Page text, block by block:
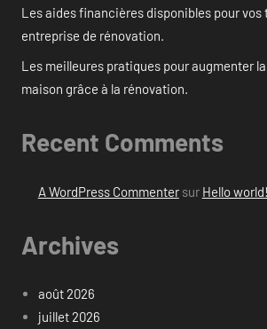
Les aides financières disponibles pour vos
entreprise de rénovation.
Les meilleures pratiques pour augmenter
maison grâce à la rénovation.
Recent Comments
A WordPress Commentersur Hello world!
Archives
août 2026
juillet 2026